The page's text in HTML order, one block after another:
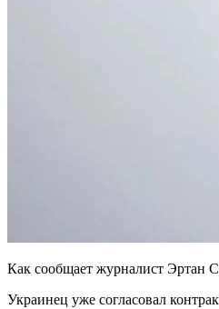
Как сообщает журналист
Украинец уже согласовал